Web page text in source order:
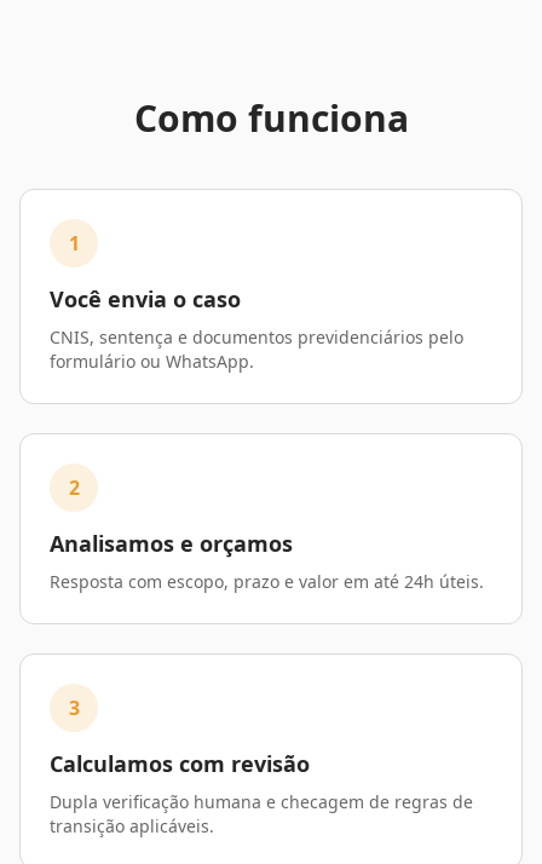
Como funciona
1
Você envia o caso
CNIS, sentença e documentos previdenciários pelo
formulário ou WhatsApp.
2
Analisamos e orçamos
Resposta com escopo, prazo e valor em até 24h úteis.
3
Calculamos com revisão
Dupla verificação humana e checagem de regras de
transição aplicáveis.